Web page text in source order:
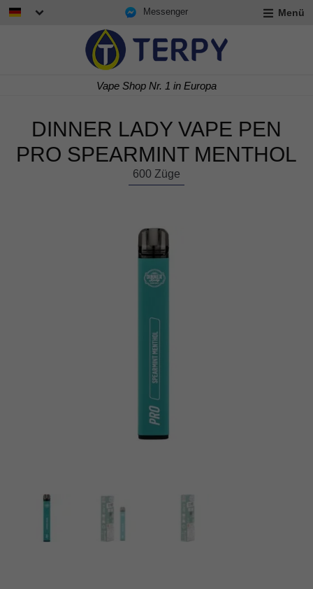
Messenger Menü
Express Lieferung in 24/48 h
DINNER LADY VAPE PEN
PRO SPEARMINT MENTHOL
600 Züge